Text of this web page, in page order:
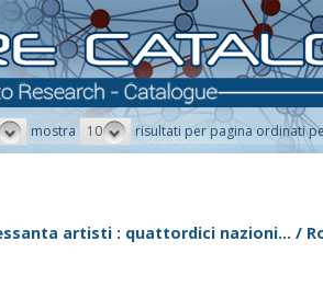
mostra 10 risultati per pagina ordinati
artisti : quattordici nazioni... /